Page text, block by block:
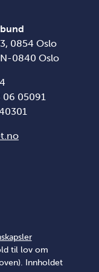
0854 Oslo
0840 Oslo
06 05091
til lov om
Innholdet